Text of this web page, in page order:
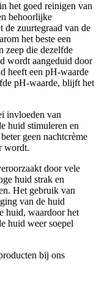
het goed reinigen van
behoorlijke
de zuurtegraad van de
het beste een
zeep die dezelfde
wordt aangeduid door
heeft een pH-waarde
pH-waarde, blijft het
invloeden van
huid stimuleren en
geen nachtcrème
wordt.
door vele
huid strak en
Het gebruik van
van de huid
huid, waardoor het
huid weer soepel
bij ons